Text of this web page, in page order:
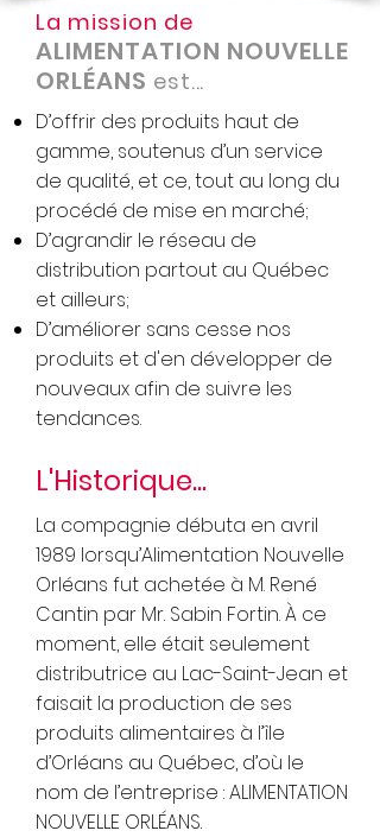
La mission de
ALIMENTATION NOUVELLE
ORLÉANS est...
D’offrir des produits haut de
gamme, soutenus d’un service
de qualité, et ce, tout au long du
procédé de mise en marché;
D’agrandir le réseau de
distribution partout au Québec
et ailleurs;
D’améliorer sans cesse nos
produits et d'en développer de
nouveaux afin de suivre les
tendances.
La compagnie débuta en avril
1989 lorsqu’Alimentation Nouvelle
Orléans fut achetée à M. René
Cantin par Mr. Sabin Fortin. À ce
moment, elle était seulement
distributrice au Lac-Saint-Jean et
faisait la production de ses
produits alimentaires à l’île
d’Orléans au Québec, d’où le
nom de l’entreprise : ALIMENTATION
NOUVELLE ORLÉANS.
L'Historique...